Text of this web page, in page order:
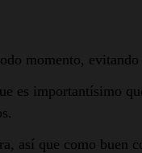
momento, evitando
es importantísimo
así que como buen